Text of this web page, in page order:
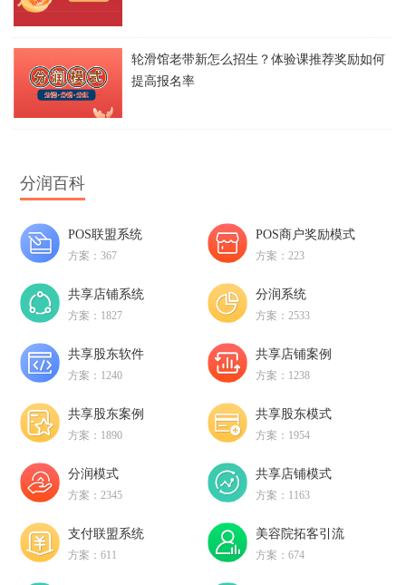
轮滑馆老带新怎么招生？体验课推荐奖励如何
提高报名率
分润百科
POS联盟系统
方案：367
POS商户奖励模式
方案：223
共享店铺系统
方案：1827
分润系统
方案：2533
共享股东软件
方案：1240
共享店铺案例
方案：1238
共享股东案例
方案：1890
共享股东模式
方案：1954
分润模式
方案：2345
共享店铺模式
方案：1163
支付联盟系统
方案：611
美容院拓客引流
方案：674